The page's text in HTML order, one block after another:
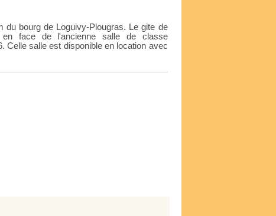
bourg de Loguivy-Plougras. Le gite de
face de l'ancienne salle de classe
Celle salle est disponible en location avec